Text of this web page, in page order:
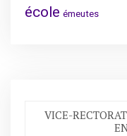
école émeutes
VICE-